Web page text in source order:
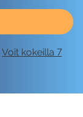
Voit kokeilla 7